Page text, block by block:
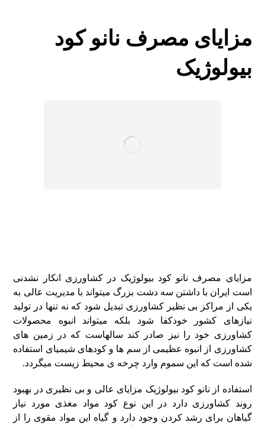
مزایای مصرف نانو کود
بیولوژیک
مزایای مصرف نانو کود بیولوژیک در کشاورزی انکار نشدنی
است ایران با داشتن سه دشت بزرگ میتواند با مدیریت عالی به
یکی از مراکز بی نظیر کشاورزی تبدیل شود که نه تنها در تولید
نیازهای کشور خودکفا شود بلکه میتواند انبوه محصولات
کشاورزی خود را نیز صادر کند سالهاست که در زمین های
کشاورزی از انبوه عظیمی از سم ها و کودهای شیمیای استفاده
شده است که این سموم وارد چرخه ی محیط زیست میگردد.
استفاده از نانو کود بیولوژیک مزایای عالی و بی نظیری در بهبود
روند کشاورزی دارد در این نوع کود مواد مغذی مورد نیاز
گیاهان برای رشد کردن وجود دارد و گیاه این مواد مقوی را از